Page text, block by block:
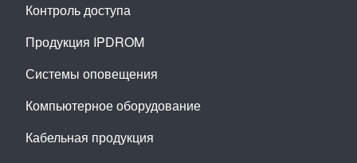
Контроль доступа
Продукция IPDROM
Системы оповещения
Компьютерное оборудование
Кабельная продукция